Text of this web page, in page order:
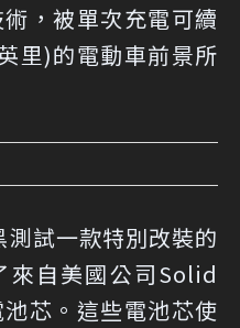
，被單次充電可續
里)的電動車前景所
試一款特別改裝的
來自美國公司Solid
芯。這些電池芯使